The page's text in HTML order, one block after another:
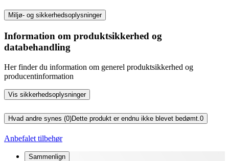
Miljø- og sikkerhedsoplysninger
Information om produktsikkerhed og
databehandling
Her finder du information om generel produktsikkerhed og
producentinformation
Vis sikkerhedsoplysninger
Hvad andre synes (0)Dette produkt er endnu ikke blevet bedømt. 0
Anbefalet tilbehør
Sammenlign